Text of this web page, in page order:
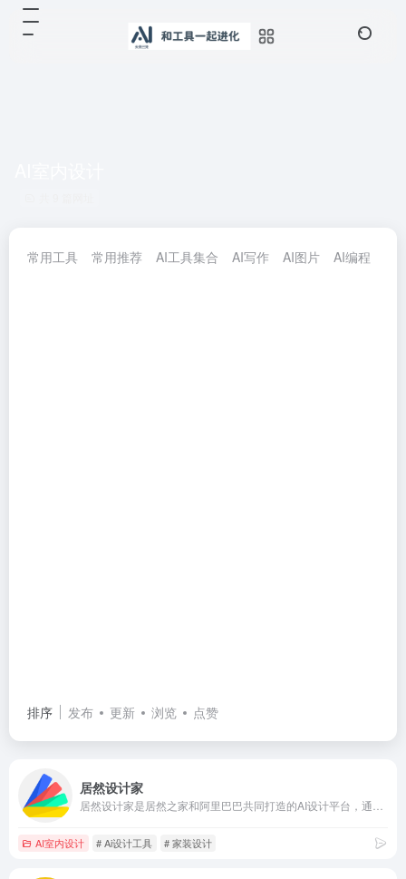
常用工具 常用推荐 AI工具集合 AI写作 AI图片 AI编程
排序 发布 更新 浏览 点赞
居然设计家
AI室内设计 # Ai设计工具 # 家装设计